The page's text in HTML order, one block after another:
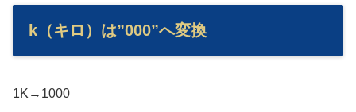
k（キロ）は”000”へ変換
1K→1000